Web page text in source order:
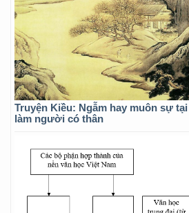
Truyện Kiều: Ngẫm hay muôn sự
làm người có thân